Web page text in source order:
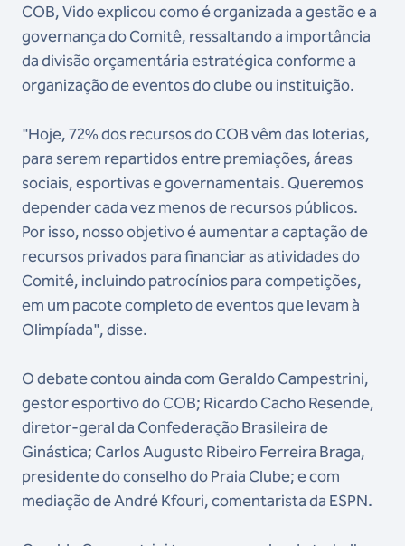
COB, Vido explicou como é organizada a gestão e a
governança do Comitê, ressaltando a importância
da divisão orçamentária estratégica conforme a
organização de eventos do clube ou instituição.
"Hoje, 72% dos recursos do COB vêm das loterias,
para serem repartidos entre premiações, áreas
sociais, esportivas e governamentais. Queremos
depender cada vez menos de recursos públicos.
Por isso, nosso objetivo é aumentar a captação de
recursos privados para financiar as atividades do
Comitê, incluindo patrocínios para competições,
em um pacote completo de eventos que levam à
Olimpíada", disse.
O debate contou ainda com Geraldo Campestrini,
gestor esportivo do COB; Ricardo Cacho Resende,
diretor-geral da Confederação Brasileira de
Ginástica; Carlos Augusto Ribeiro Ferreira Braga,
presidente do conselho do Praia Clube; e com
mediação de André Kfouri, comentarista da ESPN.